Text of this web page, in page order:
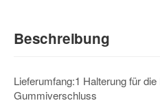
Beschreibung
Lieferumfang:1 Halterung für
Gummiverschluss